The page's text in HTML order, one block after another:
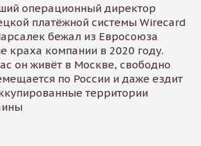
операционный директор
платёжной системы Wirecard
бежал из Евросоюза
краха компании в 2020 году.
он живёт в Москве, свободно
по России и даже ездит
территории